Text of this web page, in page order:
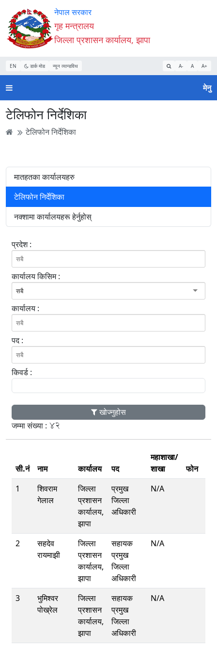
Accessibility
Mode
सुरु
गर्नुहोस्
सामाग्री
पढ्नुहाेस्
नेभिगेसन
पढ्नुहाेस्
वेबसाइट
खोजमा
जानुहोस्
नेपाल सरकार
गृह मन्त्रालय
जिल्ला प्रशासन कार्यालय, झापा
EN डार्क मोड न्यून व्यान्डविथ A- A A+
मेनु
टेलिफोन निर्देशिका
टेलिफोन निर्देशिका
मातहतका कार्यालयहरु
टेलिफोन निर्देशिका
नक्शामा कार्यालयहरू हेर्नुहोस्
प्रदेश :
कार्यालय किसिम :
सबै
कार्यालय :
पद :
किवर्ड :
खोज्नुहोस
जम्मा संख्या : 42
सी.नं नाम कार्यालय पद
महाशाखा/
शाखा
फोन
1
शिवराम
गेलाल
जिल्ला
प्रशासन
कार्यालय,
झापा
प्रमुख
जिल्ला
अधिकारी
N/A
2
सहदेव
रायमाझी
जिल्ला
प्रशासन
कार्यालय,
झापा
सहायक
प्रमुख
जिल्ला
अधिकारी
N/A
3
भुमिश्वर
पोख्रेल
जिल्ला
प्रशासन
कार्यालय,
झापा
सहायक
प्रमुख
जिल्ला
अधिकारी
N/A